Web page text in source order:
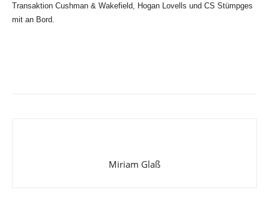
Transaktion Cushman & Wakefield, Hogan Lovells und CS Stümpges
mit an Bord.
Miriam Glaß